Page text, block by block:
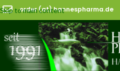
Skip to main content
order (at) hannespharma.de